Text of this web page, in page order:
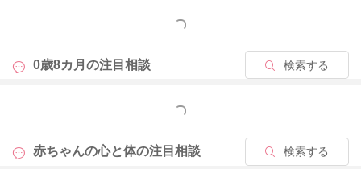
もっと見る
0歳8カ月の注目相談 検索する
もっと見る
赤ちゃんの心と体の注目相談 検索する